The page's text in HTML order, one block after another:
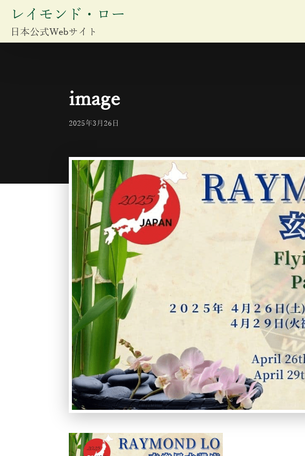
レイモンド・ロー
日本公式Webサイト
image
2025年3月26日